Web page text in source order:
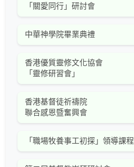
「關愛同行」研討會
中華神學院畢業典禮
香港優質靈修文化協會
「靈修研習會」
香港基督徒祈禱院
聯合感恩暨奮興會
「職場牧養事工初探」領導課程